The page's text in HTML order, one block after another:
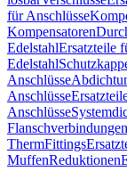
für Anschlüsse
Kompensatoren
EdelstahlErsatzteile
Edelstahl
Anschlüsse
Anschlüsse
Anschlüsse
Flanschverbindungen
ThermFittings
MuffenReduktionen